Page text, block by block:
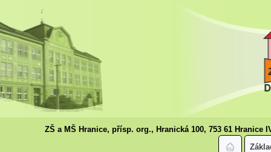
ZŠ a MŠ Hranice, přísp. org., Hranická 100, 753 61 Hranice